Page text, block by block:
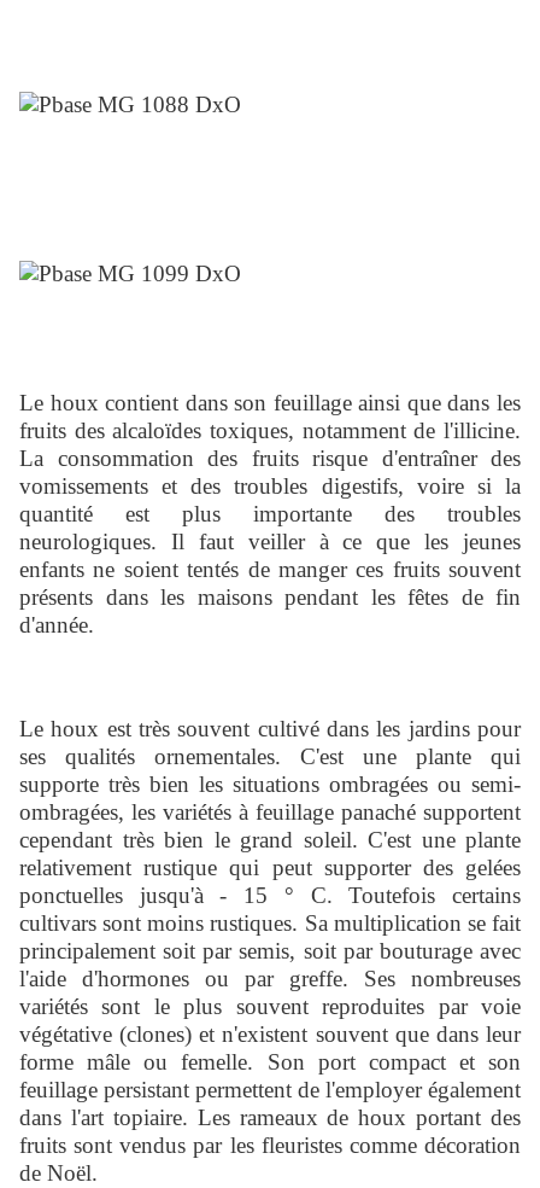
Le houx contient dans son feuillage ainsi que dans les
fruits des alcaloïdes toxiques, notamment de l'illicine.
La consommation des fruits risque d'entraîner des
vomissements et des troubles digestifs, voire si la
quantité est plus importante des troubles
neurologiques. Il faut veiller à ce que les jeunes
enfants ne soient tentés de manger ces fruits souvent
présents dans les maisons pendant les fêtes de fin
d'année.
Le houx est très souvent cultivé dans les jardins pour
ses qualités ornementales. C'est une plante qui
supporte très bien les situations ombragées ou semi-
ombragées, les variétés à feuillage panaché supportent
cependant très bien le grand soleil. C'est une plante
relativement rustique qui peut supporter des gelées
ponctuelles jusqu'à - 15 ° C. Toutefois certains
cultivars sont moins rustiques. Sa multiplication se fait
principalement soit par semis, soit par bouturage avec
l'aide d'hormones ou par greffe. Ses nombreuses
variétés sont le plus souvent reproduites par voie
végétative (clones) et n'existent souvent que dans leur
forme mâle ou femelle. Son port compact et son
feuillage persistant permettent de l'employer également
dans l'art topiaire. Les rameaux de houx portant des
fruits sont vendus par les fleuristes comme décoration
de Noël.